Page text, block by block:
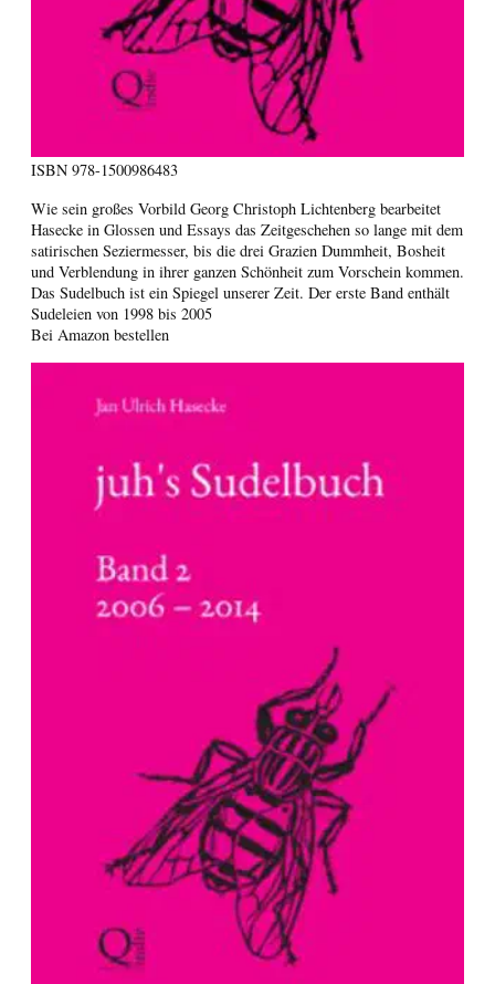
ISBN 978-1500986483
Wie sein großes Vorbild Georg Christoph Lichtenberg bearbeitet
Hasecke in Glossen und Essays das Zeitgeschehen so lange mit dem
satirischen Seziermesser, bis die drei Grazien Dummheit, Bosheit
und Verblendung in ihrer ganzen Schönheit zum Vorschein kommen.
Das Sudelbuch ist ein Spiegel unserer Zeit. Der erste Band enthält
Sudeleien von 1998 bis 2005
Bei Amazon bestellen